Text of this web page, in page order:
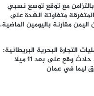
بالتزامن مع توقع توسع نسبي
متفاوتة الشدة على
مقارنة باليومين الماضية.
التجارة البحرية البريطانية:
تلقينا بلاغا عن حادث وقع على بعد 11 ميلا
ليما في عمان